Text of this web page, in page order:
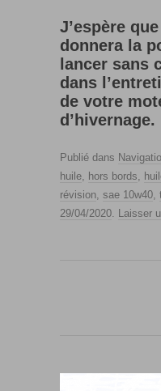
J’espère
donnera la
lancer sans
dans
de votre
d’hivernage.
Publié dans
huile, hors bords,
révision, sae 10w40,
29/04/2020. Laisser